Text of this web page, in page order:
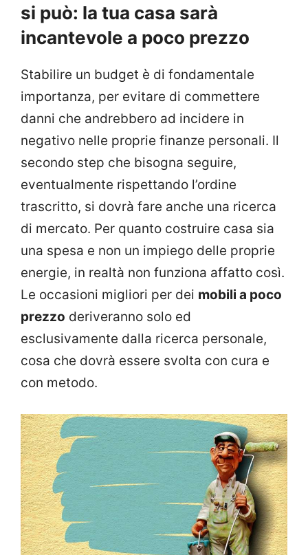
si può: la tua casa sarà
incantevole a poco prezzo
Stabilire un budget è di fondamentale
importanza, per evitare di commettere
danni che andrebbero ad incidere in
negativo nelle proprie finanze personali. Il
secondo step che bisogna seguire,
eventualmente rispettando l’ordine
trascritto, si dovrà fare anche una ricerca
di mercato. Per quanto costruire casa sia
una spesa e non un impiego delle proprie
energie, in realtà non funziona affatto così.
Le occasioni migliori per dei mobili a poco
prezzo deriveranno solo ed
esclusivamente dalla ricerca personale,
cosa che dovrà essere svolta con cura e
con metodo.